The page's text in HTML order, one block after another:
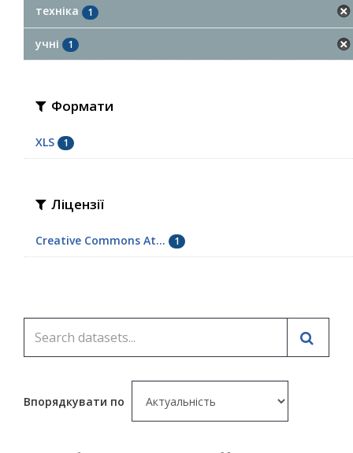
техніка 1
учні 1
Формати
XLS 1
Ліцензії
Creative Commons At... 1
Впорядкувати по